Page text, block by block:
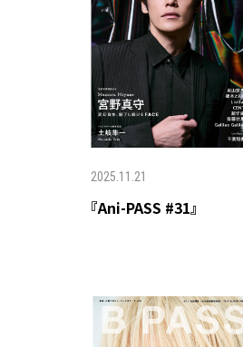
2025.11.21
『Ani-PASS #31』